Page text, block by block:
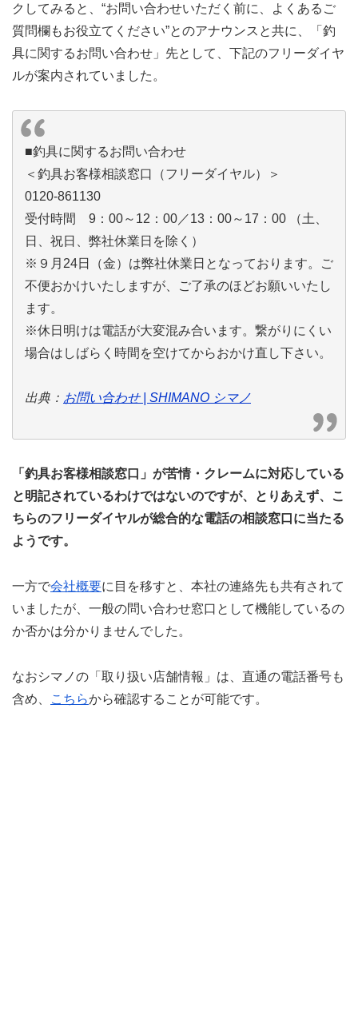
クしてみると、“お問い合わせいただく前に、よくあるご
質問欄もお役立てください”とのアナウンスと共に、「釣
具に関するお問い合わせ」先として、下記のフリーダイヤ
ルが案内されていました。
■釣具に関するお問い合わせ
＜釣具お客様相談窓口（フリーダイヤル）＞
0120-861130
受付時間 9：00～12：00／13：00～17：00 （土、
日、祝日、弊社休業日を除く）
※９月24日（金）は弊社休業日となっております。ご
不便おかけいたしますが、ご了承のほどお願いいたし
ます。
※休日明けは電話が大変混み合います。繋がりにくい
場合はしばらく時間を空けてからおかけ直し下さい。
出典： お問い合わせ | SHIMANO シマノ
「釣具お客様相談窓口」が苦情・クレームに対応している
と明記されているわけではないのですが、とりあえず、こ
ちらのフリーダイヤルが総合的な電話の相談窓口に当たる
ようです。
一方で会社概要に目を移すと、本社の連絡先も共有されて
いましたが、一般の問い合わせ窓口として機能しているの
か否かは分かりませんでした。
なおシマノの「取り扱い店舗情報」は、直通の電話番号も
含め、
こちらから確認することが可能です。